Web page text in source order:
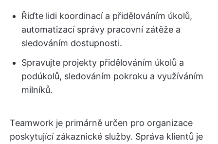
Řiďte lidi koordinací a přidělováním úkolů,
automatizací správy pracovní zátěže a
sledováním dostupnosti.
Spravujte projekty přidělováním úkolů a
podúkolů, sledováním pokroku a využíváním
milníků.
Teamwork je primárně určen pro organizace
poskytující zákaznické služby. Správa klientů je